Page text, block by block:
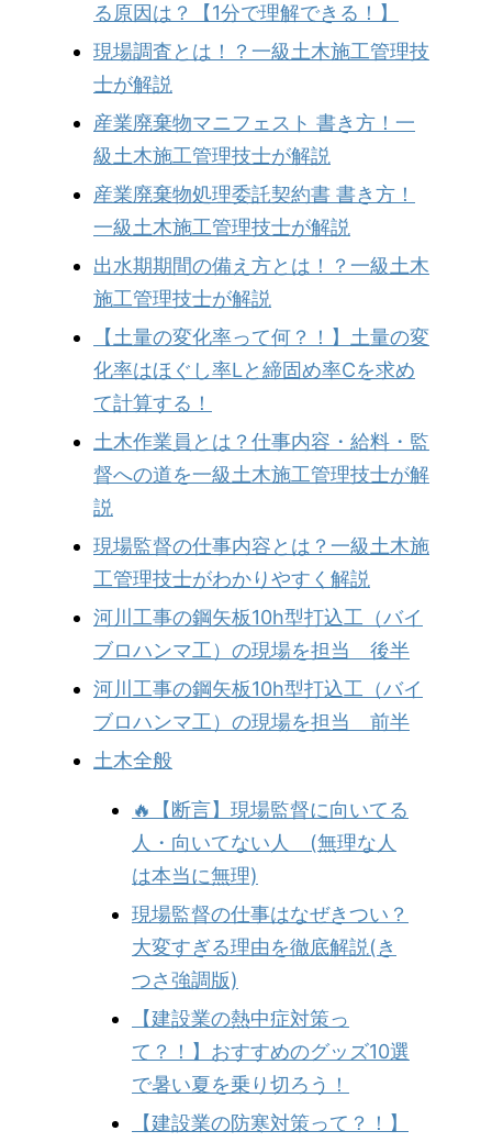
る原因は？【1分で理解できる！】
現場調査とは！？一級土木施工管理技
士が解説
産業廃棄物マニフェスト 書き方！一
級土木施工管理技士が解説
産業廃棄物処理委託契約書 書き方！
一級土木施工管理技士が解説
出水期期間の備え方とは！？一級土木
施工管理技士が解説
【土量の変化率って何？！】土量の変
化率はほぐし率Lと締固め率Cを求め
て計算する！
土木作業員とは？仕事内容・給料・監
督への道を一級土木施工管理技士が解
説
現場監督の仕事内容とは？一級土木施
工管理技士がわかりやすく解説
河川工事の鋼矢板10h型打込工（バイ
ブロハンマ工）の現場を担当 後半
河川工事の鋼矢板10h型打込工（バイ
ブロハンマ工）の現場を担当 前半
土木全般
🔥【断言】現場監督に向いてる
人・向いてない人 (無理な人
は本当に無理)
現場監督の仕事はなぜきつい？
大変すぎる理由を徹底解説(き
つさ強調版)
【建設業の熱中症対策っ
て？！】おすすめのグッズ10選
で暑い夏を乗り切ろう！
【建設業の防寒対策って？！】